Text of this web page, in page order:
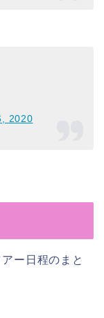
2020
ー日程のまと